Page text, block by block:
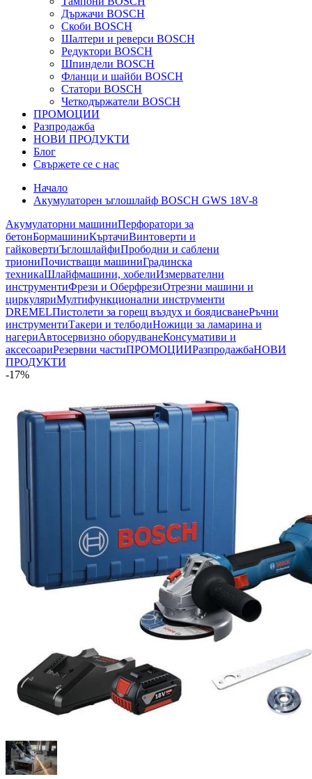
Държачи BOSCH
Скоби BOSCH
Шалтери и реверси BOSCH
Редуктори BOSCH
Шпиндели BOSCH
Фланци и шайби BOSCH
Статори BOSCH
Четкодържатели BOSCH
ПРОМОЦИИ
Разпродажба
НОВИ ПРОДУКТИ
Блог
Свържете се с нас
Начало
Акумулаторен ъглошлайф BOSCH GWS 18V-8
Акумулаторни машиниПерфоратори за
бетонБормашиниКъртачиВинтоверти и
гайковертиЪглошлайфиПрободни и саблени
триониПочистващи машиниГрадинска
техникаШлайфмашини, хобелиИзмервателни
инструментиФрези и ОберфрезиОтрезни машини и
циркуляриМултифункционални инструменти
DREMELПистолети за горещ въздух и боядисванеРъчни
инструментиТакери и телбодиНожици за ламарина и
нагериАвтосервизно оборудванеКонсумативи и
аксесоариРезервни частиПРОМОЦИИРазпродажбаНОВИ
ПРОДУКТИ
-17%